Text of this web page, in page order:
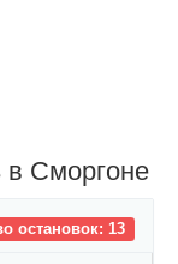
Сморгоне
остановок: 13